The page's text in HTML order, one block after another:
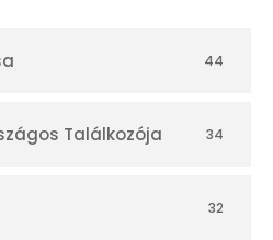
44
Találkozója 34
32